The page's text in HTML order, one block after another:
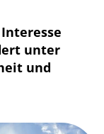
unter
und